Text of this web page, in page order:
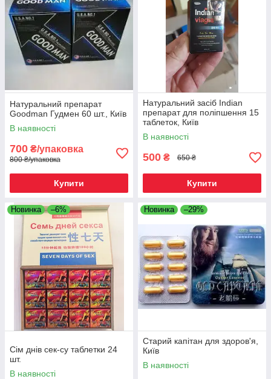
Наш асортимент включає якшвидкодіючі капсули(для
прийому за годину до близькості), так і
курсові препарати
(для системного відновлення гормонального та судинного
здоров'я).
Перестаньте турбуватися і почніть діяти!Ці капсули –
Натуральний препарат
Goodman Гудмен 60 шт., Київ
В наявності
700 ₴/упаковка
800 ₴/упаковка
Купити
Натуральний засіб Indian
препарат для поліпшення 15
таблеток, Київ
В наявності
500 ₴ 650 ₴
Купити
Новинка –6%
Сім днів сек-су таблетки 24
шт.
В наявності
Новинка –29%
Старий капітан для здоров'я,
Київ
В наявності